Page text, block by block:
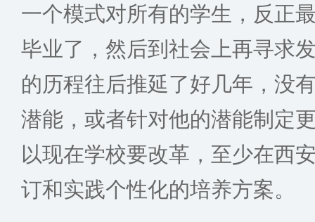
一个模式对所有的学生，反正
毕业了，然后到社会上再寻求
的历程往后推延了好几年，没
潜能，或者针对他的潜能制定
以现在学校要改革，至少在西
订和实践个性化的培养方案。